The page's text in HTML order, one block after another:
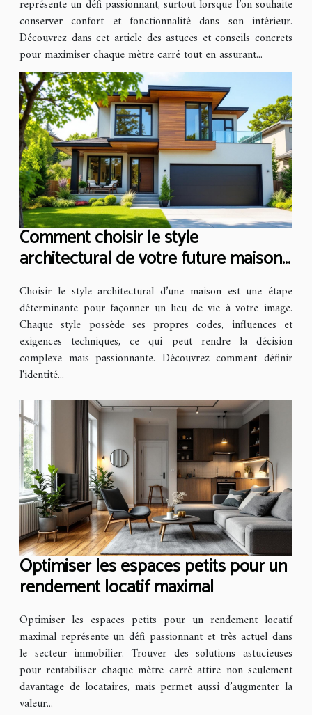
représente un défi passionnant, surtout lorsque l’on souhaite
conserver confort et fonctionnalité dans son intérieur.
Découvrez dans cet article des astuces et conseils concrets
pour maximiser chaque mètre carré tout en assurant...
Comment choisir le style
architectural de votre future maison
?
Choisir le style architectural d’une maison est une étape
déterminante pour façonner un lieu de vie à votre image.
Chaque style possède ses propres codes, influences et
exigences techniques, ce qui peut rendre la décision
complexe mais passionnante. Découvrez comment définir
l'identité...
Optimiser les espaces petits pour un
rendement locatif maximal
Optimiser les espaces petits pour un rendement locatif
maximal représente un défi passionnant et très actuel dans
le secteur immobilier. Trouver des solutions astucieuses
pour rentabiliser chaque mètre carré attire non seulement
davantage de locataires, mais permet aussi d’augmenter la
valeur...